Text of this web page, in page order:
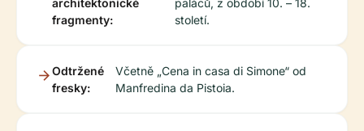
architektonické
fragmenty:
paláců, z období 10. – 18.
století.
Odtržené
fresky:
Včetně „Cena in casa di Simone“ od
Manfredina da Pistoia.